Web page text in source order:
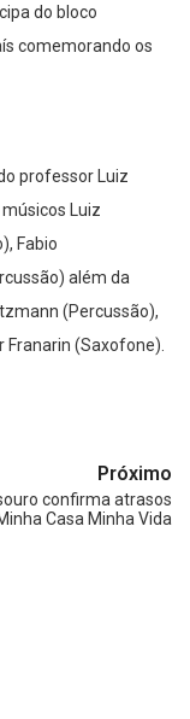
do bloco
comemorando os
professor Luiz
Luiz
Fabio
além da
(Percussão),
Franarin (Saxofone).
Próximo
confirma atrasos
Casa Minha Vida